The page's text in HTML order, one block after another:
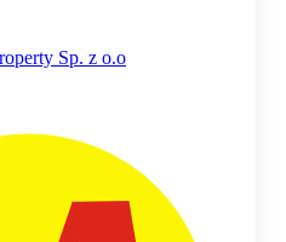
Sp. z o.o